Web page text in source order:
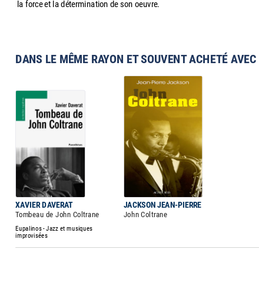
la force et la détermination de son oeuvre.
DANS LE MÊME RAYON ET SOUVENT ACHETÉ AVEC
XAVIER DAVERAT JACKSON JEAN-PIERRE
Tombeau de John Coltrane John Coltrane
Eupalinos - Jazz et musiques
improvisées